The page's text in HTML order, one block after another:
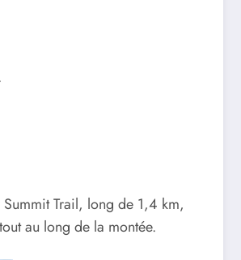
Trail, long de 1,4 km,
au long de la montée.